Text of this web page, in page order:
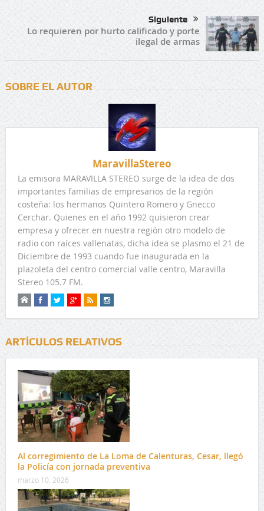
Siguiente
Lo requieren por hurto calificado y porte
ilegal de armas
SOBRE EL AUTOR
MaravillaStereo
La emisora MARAVILLA STEREO surge de la idea de dos
importantes familias de empresarios de la región
costeña: los hermanos Quintero Romero y Gnecco
Cerchar. Quienes en el año 1992 quisieron crear
empresa y ofrecer en nuestra región otro modelo de
radio con raíces vallenatas, dicha idea se plasmo el 21 de
Diciembre de 1993 cuando fue inaugurada en la
plazoleta del centro comercial valle centro, Maravilla
Stereo 105.7 FM.
ARTÍCULOS RELATIVOS
Al corregimiento de La Loma de Calenturas, Cesar, llegó
la Policía con jornada preventiva
marzo 10, 2026